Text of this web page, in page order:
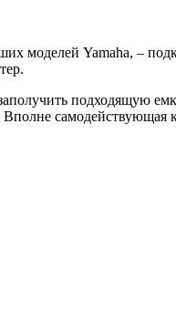
моделей Yamaha, –
подходящую
самодействующая